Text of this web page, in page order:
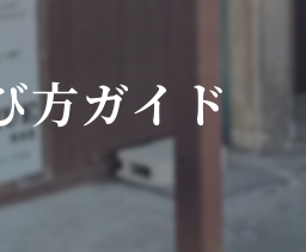
方ガイド